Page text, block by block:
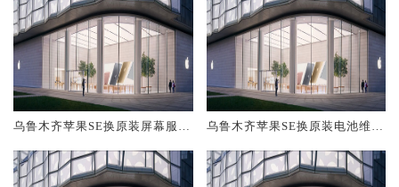
乌鲁木齐苹果SE换原装屏幕服务
乌鲁木齐苹果SE换原装电池维修